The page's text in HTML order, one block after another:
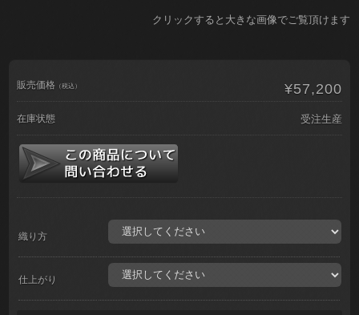
クリックすると大きな画像でご覧頂けます
販売価格 （税込） ¥57,200
在庫状態 受注生産
織り方
仕上がり